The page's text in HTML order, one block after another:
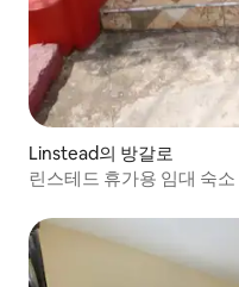
Linstead의 방갈로